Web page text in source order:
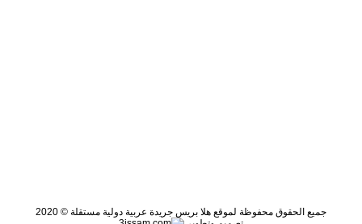
جميع الحقوق محفوظة لموقع هلا بريس جريدة عربية دولية مستقلة © 2020